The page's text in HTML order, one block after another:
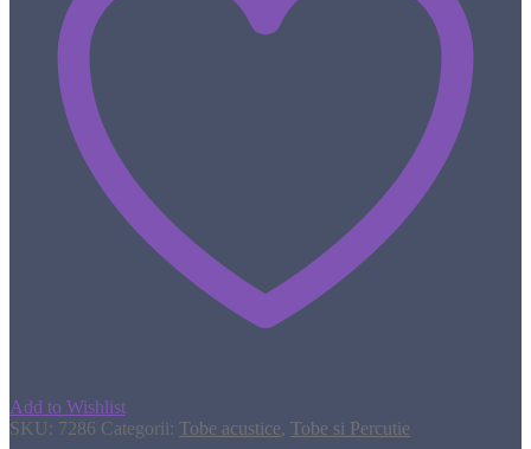
Add to Wishlist
SKU: 7286 Categorii: Tobe acustice, Tobe si Percutie